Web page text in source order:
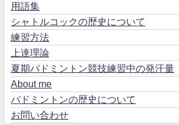
用語集
シャトルコックの歴史について
練習方法
上達理論
夏期バドミントン競技練習中の発汗量
About me
バドミントンの歴史について
お問い合わせ